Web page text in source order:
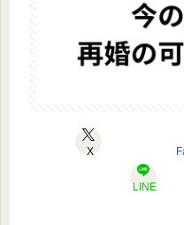
X
LINE